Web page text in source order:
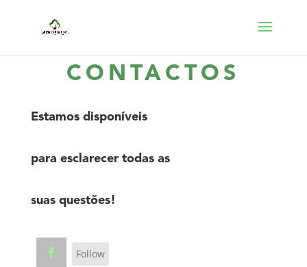
CONTACTOS
Estamos disponíveis
para esclarecer todas as
suas questões!
Follow